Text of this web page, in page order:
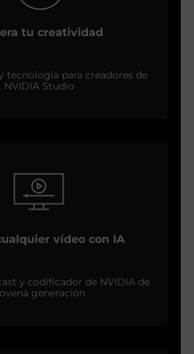
tu creatividad
tecnología para creadores de
NVIDIA Studio
vídeo con IA
y codificador de NVIDIA de
generación